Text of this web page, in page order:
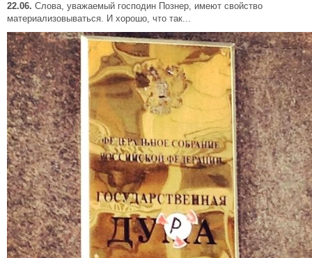
22.06. Слова, уважаемый господин Познер, имеют свойство
материализовываться. И хорошо, что так...